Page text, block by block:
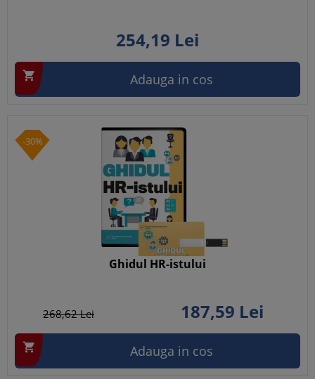
254,19 Lei
 Adauga in cos
-30%
Ghidul HR-istului
268,62Lei 187,59 Lei
 Adauga in cos